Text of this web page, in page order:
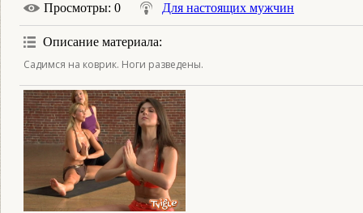
Просмотры: 0 Для настоящих мужчин
Описание материала:
Садимся на коврик. Ноги разведены.